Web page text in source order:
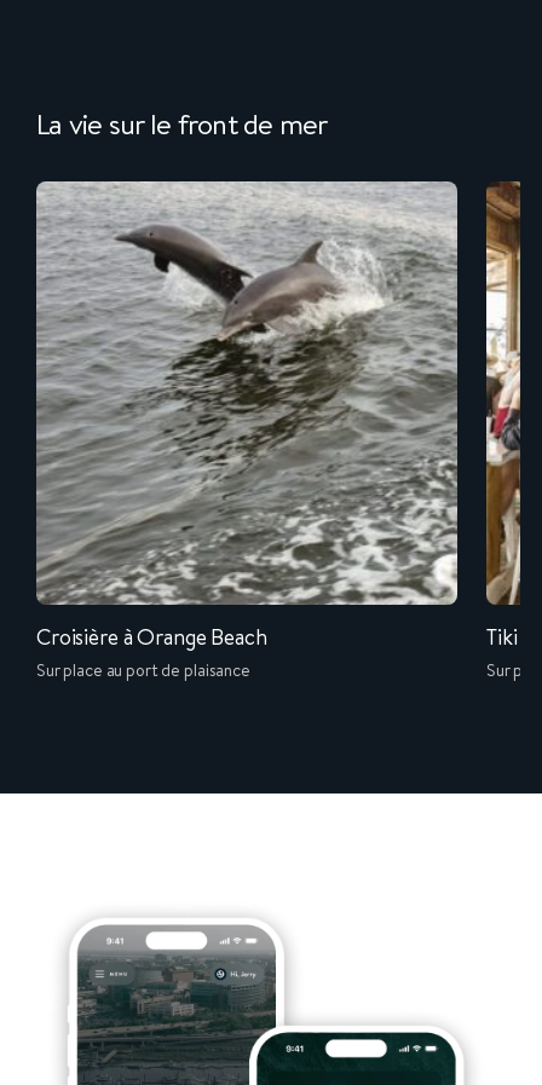
La vie sur le front de mer
Croisière à Orange Beach
Sur place au port de plaisance
Tiki
Sur